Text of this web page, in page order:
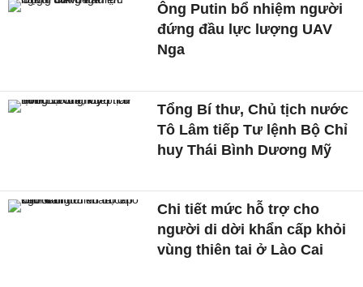
Ông Putin bổ nhiệm người
đứng đầu lực lượng UAV
Nga
Tổng Bí thư, Chủ tịch nước
Tô Lâm tiếp Tư lệnh Bộ Chỉ
huy Thái Bình Dương Mỹ
Chi tiết mức hỗ trợ cho
người di dời khẩn cấp khỏi
vùng thiên tai ở Lào Cai